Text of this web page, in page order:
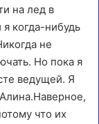
на лед в
когда-нибудь
не
Но пока я
ведущей. Я
что их